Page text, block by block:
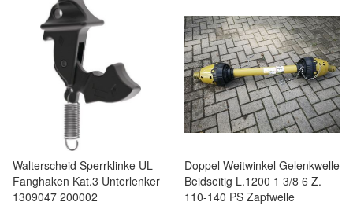
Walterscheid Sperrklinke UL-
Fanghaken Kat.3 Unterlenker
1309047 200002
Doppel Weitwinkel Gelenkwelle
Beidseitig L.1200 1 3/8 6 Z.
110-140 PS Zapfwelle